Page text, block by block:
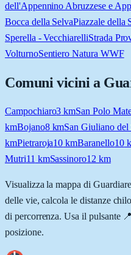
dell'Appennino Abruzzese e
Bocca della SelvaPiazzale della
Sperella - VecchiarelliStrada
VolturnoSentiero Natura WWF
Comuni vicini a
Campochiaro3 kmSan Polo
kmBojano8kmSan Giuliano del
kmPietraroja10 kmBaranello10
Mutri11 kmSassinoro12 km
Visualizza la mappa di
delle vie, calcola le distanze
di percorrenza. Usa il pulsante
posizione.